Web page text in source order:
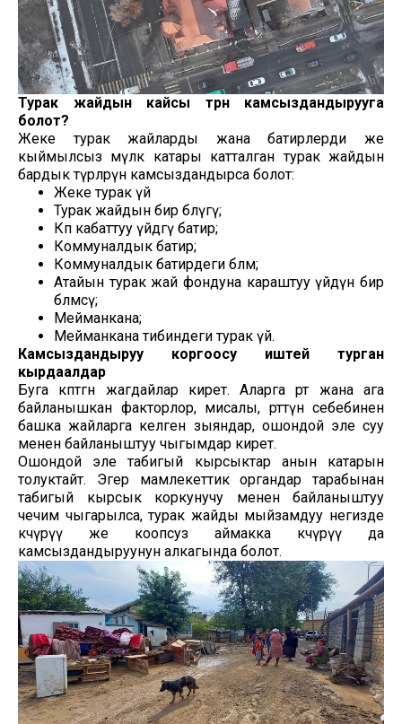
Турак жайдын кайсы түрүн камсыздандырууга
болот?
Жеке турак жайларды жана батирлерди же
кыймылсыз мүлк катары катталган турак жайдын
бардык түрлөрүн камсыздандырса болот:
Жеке турак үй
Турак жайдын бир бөлүгү;
Көп кабаттуу үйдөгү батир;
Коммуналдык батир;
Коммуналдык батирдеги бөлмө;
Атайын турак жай фондуна караштуу үйдүн бир
бөлмөсү;
Мейманкана;
Мейманкана тибиндеги турак үй.
Камсыздандыруу коргоосу иштей турган
кырдаалдар
Буга көптөгөн жагдайлар кирет. Аларга өрт жана ага
байланышкан факторлор, мисалы, өрттүн себебинен
башка жайларга келген зыяндар, ошондой эле суу
менен байланыштуу чыгымдар кирет.
Ошондой эле табигый кырсыктар анын катарын
толуктайт. Эгер мамлекеттик органдар тарабынан
табигый кырсык коркунучу менен байланыштуу
чечим чыгарылса, турак жайды мыйзамдуу негизде
көчүрүү же коопсуз аймакка көчүрүү да
камсыздандыруунун алкагында болот.